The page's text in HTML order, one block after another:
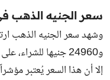
سعر الجنيه الذهب
وشهدسعر الجنيه الذهب
و24960 جنيها للشراء
،
إلا أن هذا السعر يُعتبر